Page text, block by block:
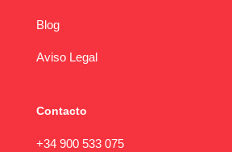
Blog
Aviso Legal
Contacto
+34 900 533 075